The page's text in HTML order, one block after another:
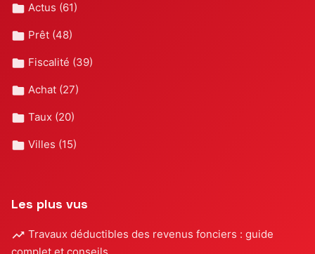
Actus (61)
Prêt (48)
Fiscalité (39)
Achat (27)
Taux (20)
Villes (15)
Les plus vus
Travaux déductibles des revenus fonciers : guide